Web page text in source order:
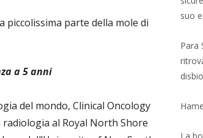
parte della mole di
a 5 anni
del mondo, Clinical Oncology
al Royal North Shore
suo
Para